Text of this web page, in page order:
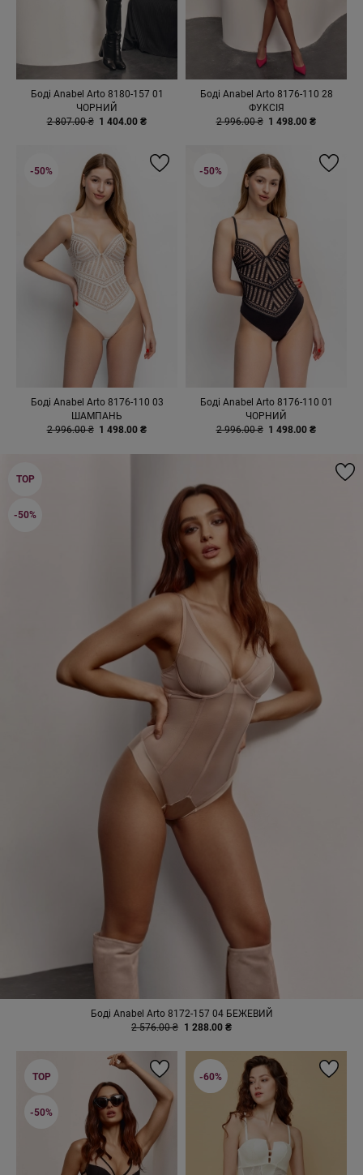
Боді Anabel Arto 8180-157 01
ЧОРНИЙ
2 807.00 ₴ 1 404.00 ₴
Боді Anabel Arto 8176-110 28
ФУКСІЯ
2 996.00 ₴ 1 498.00 ₴
Боді Anabel Arto 8176-110 03
ШАМПАНЬ
2 996.00 ₴ 1 498.00 ₴
-50%
Боді Anabel Arto 8176-110 01
ЧОРНИЙ
2 996.00 ₴ 1 498.00 ₴
-50%
Боді Anabel Arto 8172-157 04 БЕЖЕВИЙ
2 576.00 ₴ 1 288.00 ₴
TOP
-50%
TOP
-50%
-60%